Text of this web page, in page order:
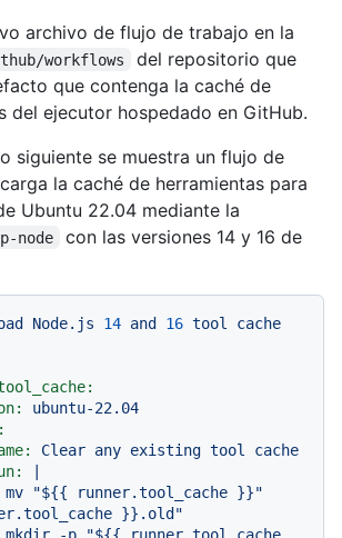
archivo de flujo de trabajo en la
workflows
del repositorio que
que contenga la caché de
del ejecutor hospedado en GitHub.
siguiente se muestra un flujo de
la caché de herramientas para
Ubuntu 22.04 mediante la
node
con las versiones 14 y 16 de
Node.js 14 and 16 tool
cache
ubuntu-22.04
Clear any existing tool
cache
|
}}.old"